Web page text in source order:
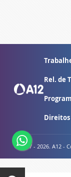
Rel. de
© 2007 - 2026. A12 -